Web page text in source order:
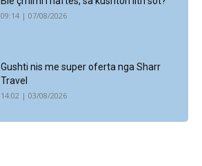
09:14 | 07/08/2026
Gushti nis me super oferta nga Sharr
Travel
14:02 | 03/08/2026